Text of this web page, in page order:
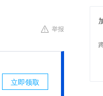
举报
立即领取